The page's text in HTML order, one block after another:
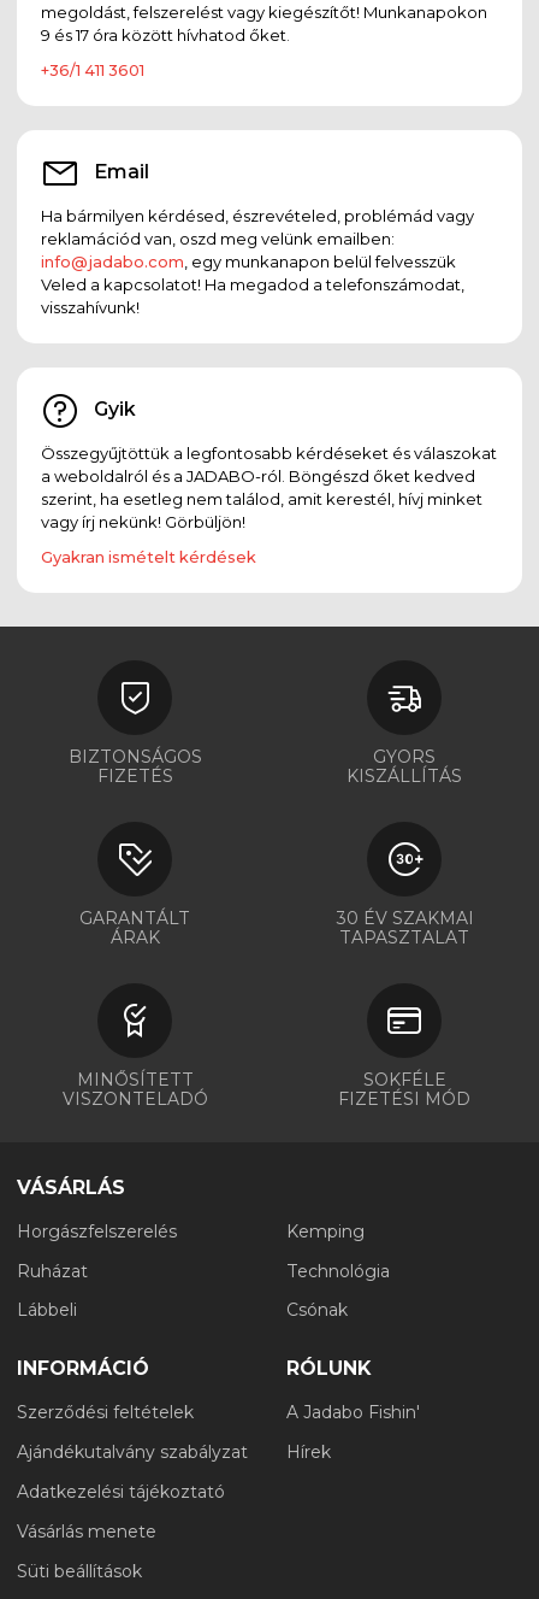
megoldást, felszerelést vagy kiegészítőt! Munkanapokon
9 és 17 óra között hívhatod őket.
+36/1 411 3601
Email
Ha bármilyen kérdésed, észrevételed, problémád vagy
reklamációd van, oszd meg velünk emailben:
info@jadabo.com , egy munkanapon belül felvesszük
Veled a kapcsolatot! Ha megadod a telefonszámodat,
visszahívunk!
Gyik
Összegyűjtöttük a legfontosabb kérdéseket és válaszokat
a weboldalról és a JADABO-ról. Böngészd őket kedved
szerint, ha esetleg nem találod, amit kerestél, hívj minket
vagy írj nekünk! Görbüljön!
Gyakran ismételt kérdések
BIZTONSÁGOS
FIZETÉS
GYORS
KISZÁLLÍTÁS
GARANTÁLT
ÁRAK
30 ÉV SZAKMAI
TAPASZTALAT
MINŐSÍTETT
VISZONTELADÓ
SOKFÉLE
FIZETÉSI MÓD
VÁSÁRLÁS
Horgászfelszerelés
Ruházat
Lábbeli
Kemping
Technológia
Csónak
INFORMÁCIÓ
Szerződési feltételek
Ajándékutalvány szabályzat
Adatkezelési tájékoztató
Vásárlás menete
Süti beállítások
RÓLUNK
A Jadabo Fishin'
Hírek